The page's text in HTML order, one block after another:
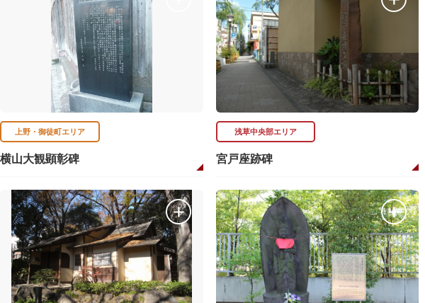
上野・御徒町エリア
横山大観顕彰碑
浅草中央部エリア
宮戸座跡碑